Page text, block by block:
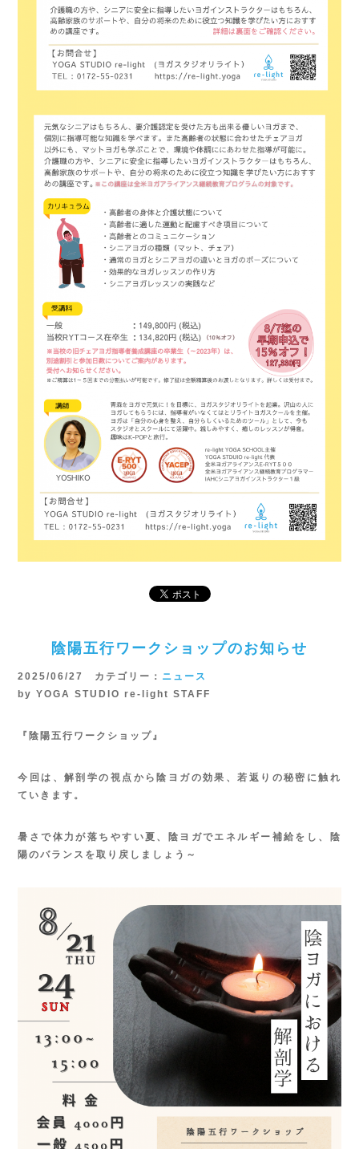
陰陽五行ワークショップのお知らせ
2025/06/27 カテゴリー： ニュース
by YOGA STUDIO re-light STAFF
『陰陽五行ワークショップ』
今回は、解剖学の視点から陰ヨガの効果、若返りの秘密に触れ
ていきます。
暑さで体力が落ちやすい夏、陰ヨガでエネルギー補給をし、陰
陽のバランスを取り戻しましょう～